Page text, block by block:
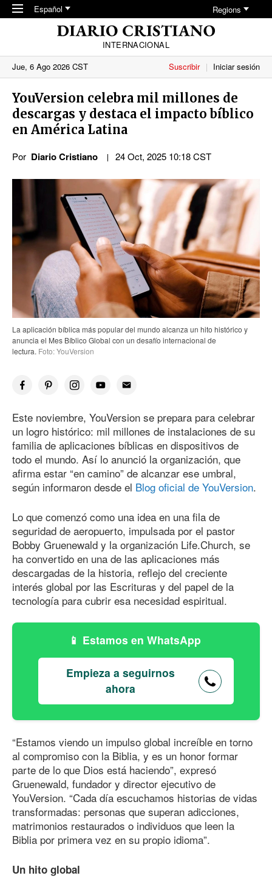
Skip to main content
Español Regions
INTERNACIONAL
Jue, 6 Ago 2026 CST
Suscribir Iniciar sesión
YouVersion celebra mil millones de
descargas y destaca el impacto bíblico
en América Latina
Por Diario Cristiano 24 Oct, 2025 10:18 CST
La aplicación bíblica más popular del mundo alcanza un hito histórico y
anuncia el Mes Bíblico Global con un desafío internacional de
lectura. Foto: YouVersion
Este noviembre, YouVersion se prepara para celebrar
un logro histórico: mil millones de instalaciones de su
familia de aplicaciones bíblicas en dispositivos de
todo el mundo. Así lo anunció la organización, que
afirma estar “en camino” de alcanzar ese umbral,
según informaron desde el Blog oficial de YouVersion.
Lo que comenzó como una idea en una fila de
seguridad de aeropuerto, impulsada por el pastor
Bobby Gruenewald y la organización Life.Church, se
ha convertido en una de las aplicaciones más
descargadas de la historia, reflejo del creciente
interés global por las Escrituras y del papel de la
tecnología para cubrir esa necesidad espiritual.
Estamos en WhatsApp
Empieza a seguirnos
ahora
“Estamos viendo un impulso global increíble en torno
al compromiso con la Biblia, y es un honor formar
parte de lo que Dios está haciendo”, expresó
Gruenewald, fundador y director ejecutivo de
YouVersion. “Cada día escuchamos historias de vidas
transformadas: personas que superan adicciones,
matrimonios restaurados o individuos que leen la
Biblia por primera vez en su propio idioma”.
Un hito global